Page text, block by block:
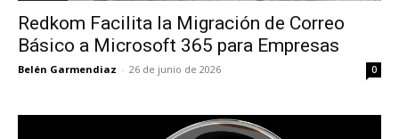
Redkom Facilita la Migración de Correo
Básico a Microsoft 365 para Empresas
Belén Garmendiaz - 26 de junio de 2026 0